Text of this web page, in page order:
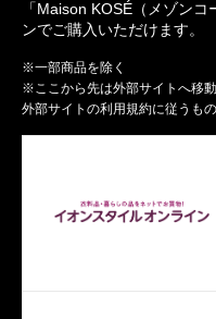
「Maison KOSÉ（メゾン
ンでご購入いただけます。
※一部商品を除く
※ここから先は外部サイトへ移
外部サイトの利用規約に従うも